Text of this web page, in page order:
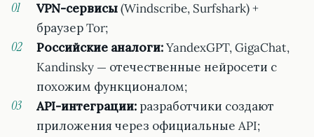
VPN-сервисы(Windscribe, Surfshark) +
браузер Tor;
Российские аналоги:YandexGPT, GigaChat,
Kandinsky — отечественные нейросети с
похожим функционалом;
API-интеграции: разработчики создают
приложения через официальные API;